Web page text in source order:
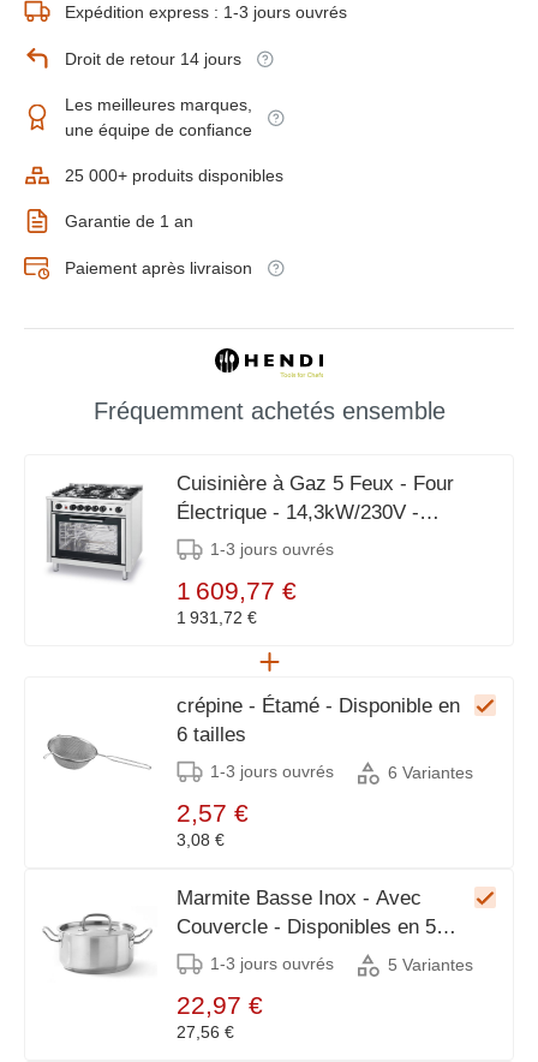
Expédition express : 1-3 jours ouvrés
Droit de retour 14 jours
Les meilleures marques,
une équipe de confiance
25 000+ produits disponibles
Garantie de 1 an
Paiement après livraison
Fréquemment achetés ensemble
Cuisinière à Gaz 5 Feux - Four
Électrique - 14,3kW/230V -
900x655x850/900(h)mm
1-3 jours ouvrés
1 609,77 €
1 931,72 €
crépine - Étamé - Disponible en
6 tailles
1-3 jours ouvrés 6 Variantes
2,57 €
3,08 €
Marmite Basse Inox - Avec
Couvercle - Disponibles en 5
Tailles1-3 jours ouvrés 5 Variantes
22,97 €
27,56 €